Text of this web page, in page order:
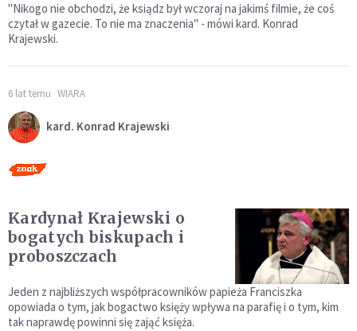
"Nikogo nie obchodzi, że ksiądz był wczoraj na jakimś filmie, że coś
czytał w gazecie. To nie ma znaczenia" - mówi kard. Konrad
Krajewski.
6 lat temu WIARA
kard. Konrad Krajewski
Kardynał Krajewski o
bogatych biskupach i
proboszczach
Jeden z najbliższych współpracowników papieża Franciszka
opowiada o tym, jak bogactwo księży wpływa na parafię i o tym, kim
tak naprawdę powinni się zająć księża.